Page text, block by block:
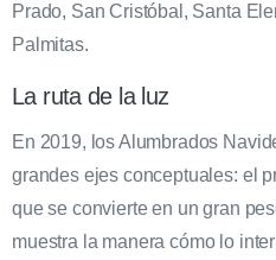
Prado, San Cristóbal, Santa
Palmitas.
La ruta de la luz
En 2019, los Alumbrados
grandes ejes conceptuales: el
que se convierte en un gran
muestra la manera cómo lo